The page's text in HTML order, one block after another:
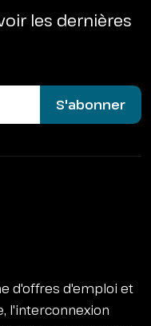
les dernières
S'abonner
d'offres d'emploi et
l'interconnexion